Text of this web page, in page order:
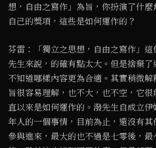
想，自由之寫作」為旨，你扮演了什
自己的獎項，這些是如何運作的？
芬雷：「獨立之思想，自由之寫作」
先生來說，的確有點太大。但是捨棄
不知道哪樣內容更為合適。其實稍微
旨很容易理解，也不大，也不空，它
直以來是如何運作的。潑先生自成立
年人的一個事情，目前為止，還沒有
參與進來，最大的也不過是七零後，最